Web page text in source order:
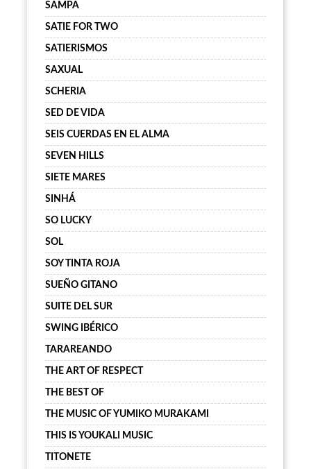
SAMPA
SATIE FOR TWO
SATIERISMOS
SAXUAL
SCHERIA
SED DE VIDA
SEIS CUERDAS EN EL ALMA
SEVEN HILLS
SIETE MARES
SINHÁ
SO LUCKY
SOL
SOY TINTA ROJA
SUEÑO GITANO
SUITE DEL SUR
SWING IBÉRICO
TARAREANDO
THE ART OF RESPECT
THE BEST OF
THE MUSIC OF YUMIKO MURAKAMI
THIS IS YOUKALI MUSIC
TITONETE